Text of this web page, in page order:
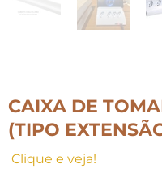
CAIXA DE
(TIPO
Clique e veja!